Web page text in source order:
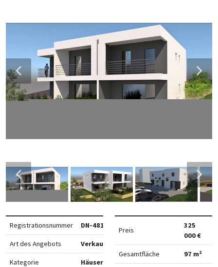
Registrationsnummer DN-48162
Art des Angebots Verkauf
Kategorie Häuser
Preis
325
000 €
Gesamtfläche 97 m²